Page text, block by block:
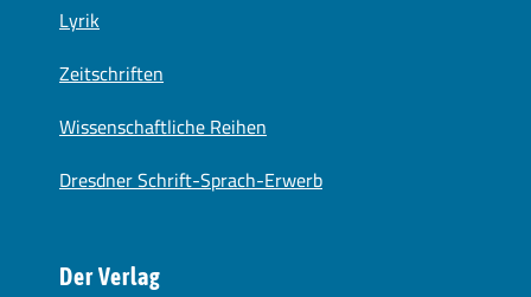
Lyrik
Zeitschriften
Wissenschaftliche Reihen
Dresdner Schrift-Sprach-Erwerb
Der Verlag